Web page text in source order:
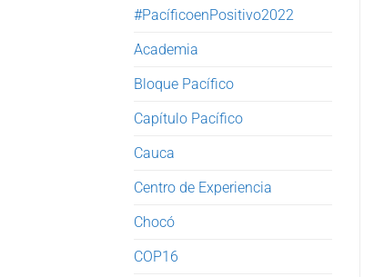
#PacíficoenPositivo2022
Academia
Bloque Pacífico
Capítulo Pacífico
Cauca
Centro de Experiencia
Chocó
COP16